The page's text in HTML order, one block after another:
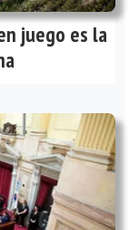
juego es la